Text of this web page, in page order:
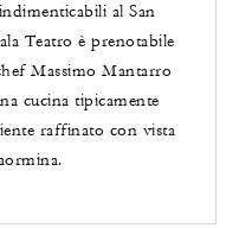
al San
Teatro è prenotabile
Massimo Mantarro
cucina tipicamente
raffinato con vista